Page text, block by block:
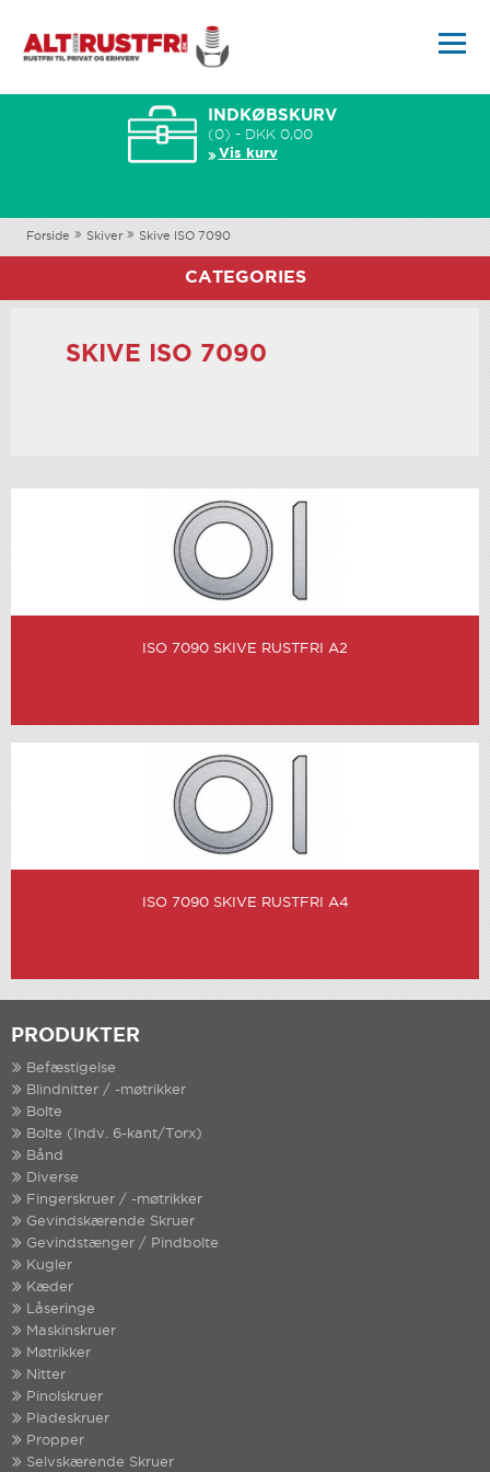
INDKØBSKURV
(0) - DKK 0,00
Vis kurv
Forside Skiver Skive ISO 7090
CATEGORIES
SKIVE ISO 7090
ISO 7090 SKIVE RUSTFRI A2
ISO 7090 SKIVE RUSTFRI A4
PRODUKTER
Befæstigelse
Blindnitter / -møtrikker
Bolte
Bolte (Indv. 6-kant/Torx)
Bånd
Diverse
Fingerskruer / -møtrikker
Gevindskærende Skruer
Gevindstænger / Pindbolte
Kugler
Kæder
Låseringe
Maskinskruer
Møtrikker
Nitter
Pinolskruer
Pladeskruer
Propper
Selvskærende Skruer